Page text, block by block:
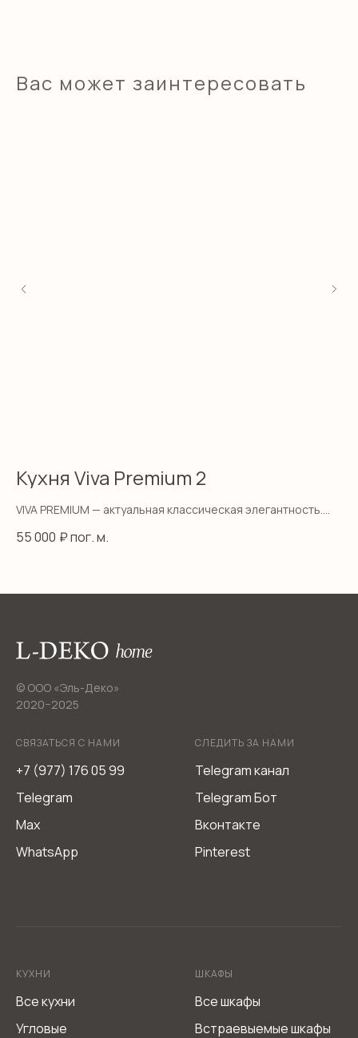
Вас может заинтересовать
Кухня Viva Premium 2
VIVA PREMIUM — актуальная классическая элегантность.
от современных технологий и удобств.
55 000 ₽ пог. м.
© ООО «Эль-Деко»
2020−2025
СВЯЗАТЬСЯ С НАМИ
+7 (977) 176 05 99
Telegram
Max
WhatsApp
СЛЕДИТЬ ЗА НАМИ
Telegram канал
Telegram Бот
Вконтакте
Pinterest
КУХНИ
Все кухни
Угловые
ШКАФЫ
Все шкафы
Встраевыемые шкафы
Политика обработки персональных данных